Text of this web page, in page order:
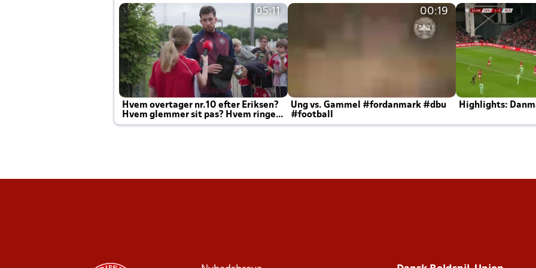
05:11
Hvem overtager nr.10 efter Eriksen?
Hvem glemmer sit pas? Hvem ringer
Joachim altid til efter kampe?
00:19
Ung vs. Gammel #fordanmark #dbu
#football
Highlights: